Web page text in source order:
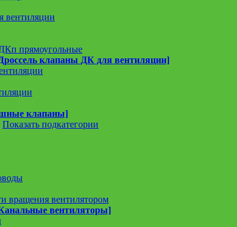
вентиляции
прямоугольные
клапаны ДК для вентиляции]
клапаны]
Показать подкатегории
вращения вентилятором
вентиляторы]